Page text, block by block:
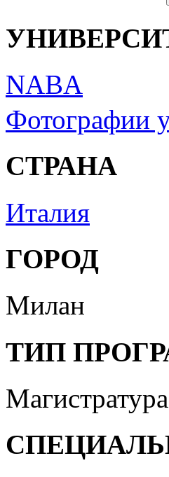
NABA
Фотографии
СТРАНА
Италия
ГОРОД
Милан
ТИП
Магистратура